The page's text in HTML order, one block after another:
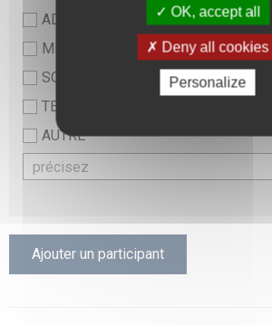
ADMINISTRATIF
MEDICAL
SOINS ET PARAMEDICAL
TECHNIQUE ET LOGISTIQUE
AUTRE
Ajouter un participant
OK, accept all
Deny all cookies
Personalize